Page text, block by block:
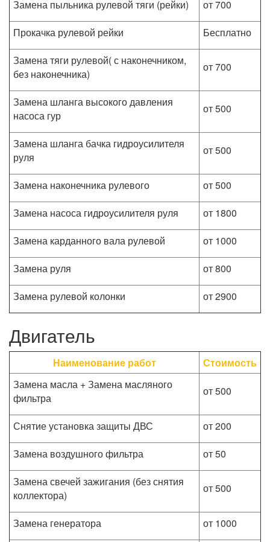
Замена пыльника рулевой тяги (рейки)
от 700
Прокачка рулевой рейки
Бесплатно
Замена тяги рулевой( с наконечником,
без наконечника)
от 700
Замена шланга высокого давления
насоса гур
от 500
Замена шланга бачка гидроусилителя
руля
от 500
Замена наконечника рулевого
от 500
Замена насоса гидроусилителя руля
от 1800
Замена карданного вала рулевой
от 1000
Замена руля
от 800
Замена рулевой колонки
от 2900
Двигатель
Наименование работ
Стоимость
Замена масла + Замена масляного
фильтра
от 500
Снятие установка защиты ДВС
от 200
Замена воздушного фильтра
от 50
Замена свечей зажигания (без снятия
коллектора)
от 500
Замена генератора
от 1000